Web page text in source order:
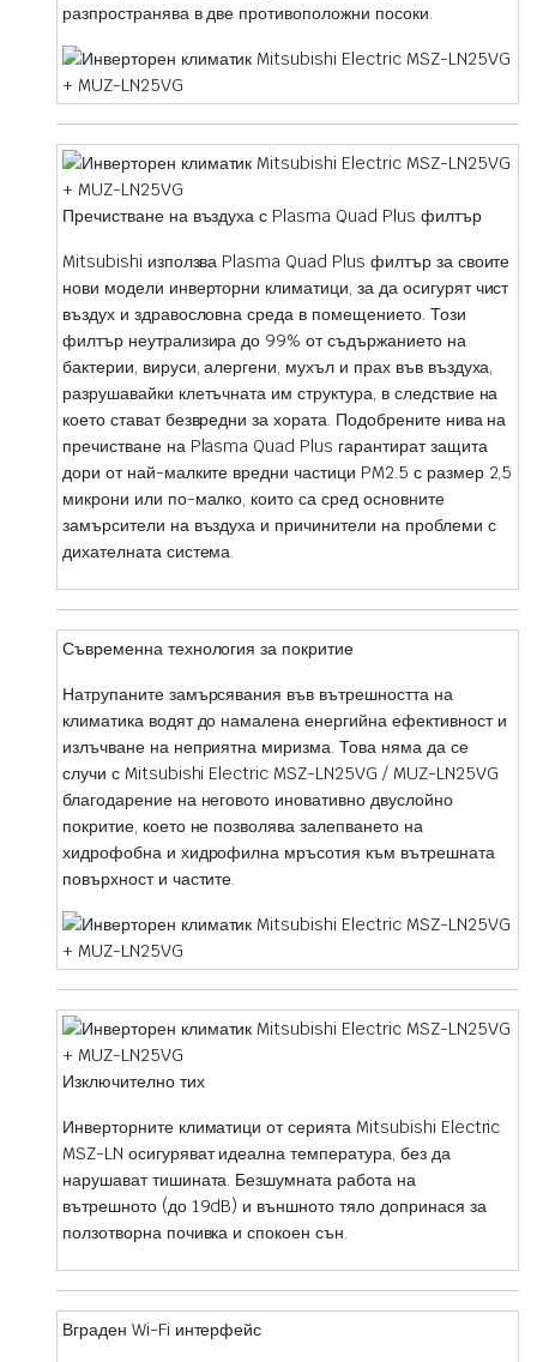
разпространява в две противоположни посоки.
Пречистване на въздуха с Plasma Quad Plus филтър
Mitsubishi използва Plasma Quad Plus филтър за своите
нови модели инверторни климатици, за да осигурят чист
въздух и здравословна среда в помещението. Този
филтър неутрализира до 99% от съдържанието на
бактерии, вируси, алергени, мухъл и прах във въздуха,
разрушавайки клетъчната им структура, в следствие на
което стават безвредни за хората. Подобрените нива на
пречистване на Plasma Quad Plus гарантират защита
дори от най-малките вредни частици PM2.5 с размер 2,5
микрони или по-малко, които са сред основните
замърсители на въздуха и причинители на проблеми с
дихателната система.
Съвременна технология за покритие
Натрупаните замърсявания във вътрешността на
климатика водят до намалена енергийна ефективност и
излъчване на неприятна миризма. Това няма да се
случи с Mitsubishi Electric MSZ-LN25VG / MUZ-LN25VG
благодарение на неговото иновативно двуслойно
покритие, което не позволява залепването на
хидрофобна и хидрофилна мръсотия към вътрешната
повърхност и частите.
Изключително тих
Инверторните климатици от серията Mitsubishi Electric
MSZ-LN осигуряват идеална температура, без да
нарушават тишината. Безшумната работа на
вътрешното (до 19dB) и външното тяло допринася за
ползотворна почивка и спокоен сън.
Вграден Wi-Fi интерфейс